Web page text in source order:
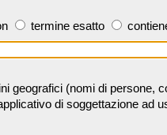
termine esatto
geografici (nomi di persone,
di soggettazione ad